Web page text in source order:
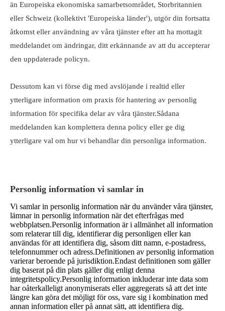
än Europeiska ekonomiska samarbetsområdet, Storbritannien
eller Schweiz (kollektivt 'Europeiska länder'), utgör din fortsatta
åtkomst eller användning av våra tjänster efter att ha mottagit
meddelandet om ändringar, ditt erkännande av att du accepterar
den uppdaterade policyn.
Dessutom kan vi förse dig med avslöjande i realtid eller
ytterligare information om praxis för hantering av personlig
information för specifika delar av våra tjänster.Sådana
meddelanden kan komplettera denna policy eller ge dig
ytterligare val om hur vi behandlar din personliga information.
Personlig information vi samlar in
Vi samlar in personlig information när du använder våra tjänster,
lämnar in personlig information när det efterfrågas med
webbplatsen.Personlig information är i allmänhet all information
som relaterar till dig, identifierar dig personligen eller kan
användas för att identifiera dig, såsom ditt namn, e-postadress,
telefonnummer och adress.Definitionen av personlig information
varierar beroende på jurisdiktion.Endast definitionen som gäller
dig baserat på din plats gäller dig enligt denna
integritetspolicy.Personlig information inkluderar inte data som
har oåterkalleligt anonymiserats eller aggregerats så att det inte
längre kan göra det möjligt för oss, vare sig i kombination med
annan information eller på annat sätt, att identifiera dig.